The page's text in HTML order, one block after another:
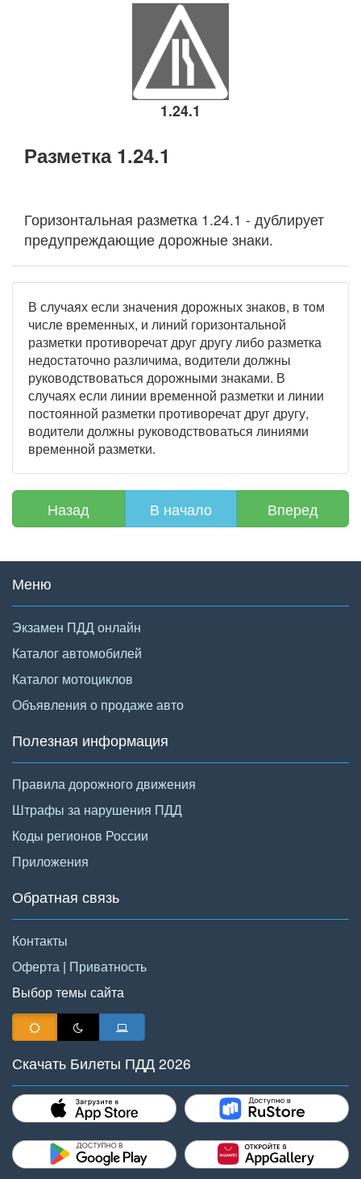
1.24.1
Разметка 1.24.1
Горизонтальная разметка 1.24.1 - дублирует
предупреждающие дорожные знаки.
В случаях если значения дорожных знаков, в том
числе временных, и линий горизонтальной
разметки противоречат друг другу либо разметка
недостаточно различима, водители должны
руководствоваться дорожными знаками. В
случаях если линии временной разметки и линии
постоянной разметки противоречат друг другу,
водители должны руководствоваться линиями
временной разметки.
Назад В начало Вперед
Меню
Экзамен ПДД онлайн
Каталог автомобилей
Каталог мотоциклов
Объявления о продаже авто
Полезная информация
Правила дорожного движения
Штрафы за нарушения ПДД
Коды регионов России
Приложения
Обратная связь
Контакты
Оферта | Приватность
Выбор темы сайта
Скачать Билеты ПДД 2026